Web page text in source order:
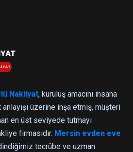
Nakliyat, kuruluş amacını insana
üzerine inşa etmiş, müşteri
en üst seviyede tutmayı
firmasıdır. Mersin evden eve
tecrübe ve uzman